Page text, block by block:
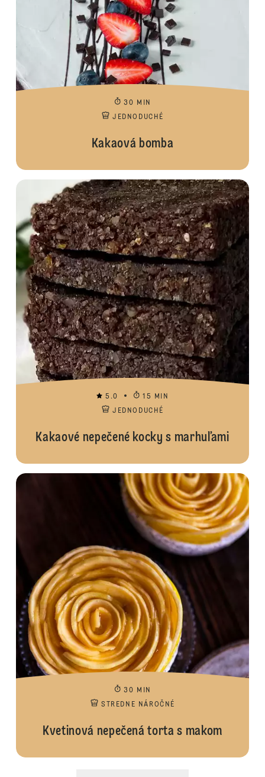
30 MIN
JEDNODUCHÉ
Kakaová bomba
5.0
15 MIN
JEDNODUCHÉ
Kakaové nepečené kocky s marhuľami
30 MIN
STREDNE NÁROČNÉ
Kvetinová nepečená torta s makom